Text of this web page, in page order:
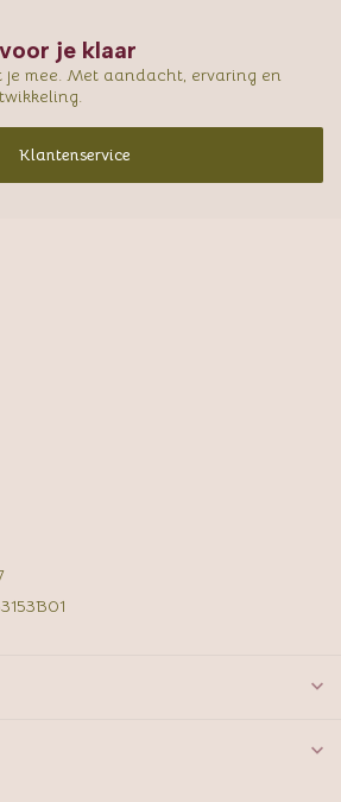
je klaar
mee. Met aandacht, ervaring en
Klantenservice